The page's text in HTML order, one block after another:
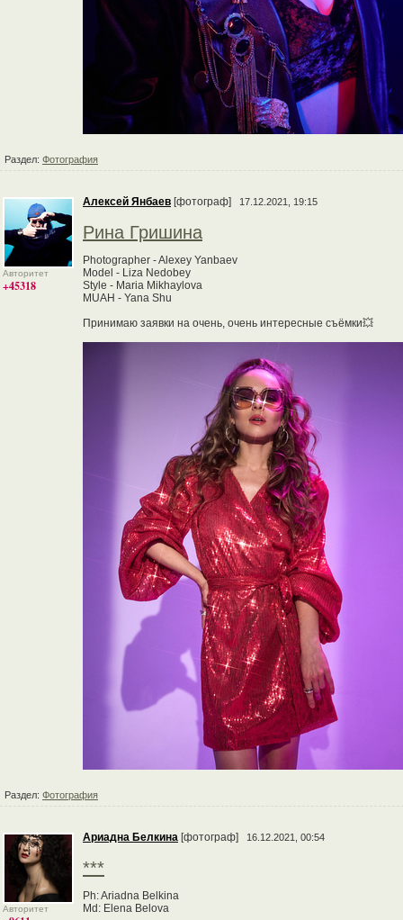
Раздел: Фотография
Авторитет
+45318
Алексей Янбаев [фотограф] 17.12.2021, 19:15
Рина Гришина
Photographer - Alexey Yanbaev
Model - Liza Nedobey
Style - Maria Mikhaylova
MUAH - Yana Shu
Принимаю заявки на очень, очень интересные съёмки💥
Раздел: Фотография
Авторитет
Ариадна Белкина [фотограф] 16.12.2021, 00:54
***
Ph: Ariadna Belkina
Md: Elena Belova